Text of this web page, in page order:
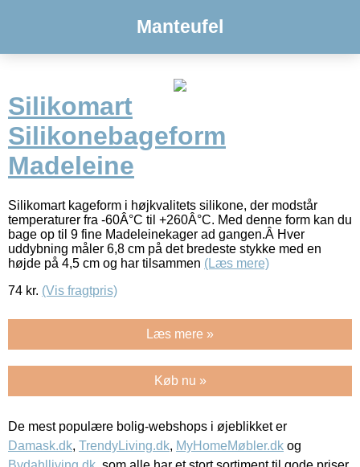
Manteufel
Silikomart
Silikonebageform
Madeleine
Silikomart kageform i højkvalitets silikone, der modstår
temperaturer fra -60Â°C til +260Â°C. Med denne form kan du
bage op til 9 fine Madeleinekager ad gangen.Â Hver
uddybning måler 6,8 cm på det bredeste stykke med en
højde på 4,5 cm og har tilsammen (Læs mere)
74 kr. (Vis fragtpris)
Læs mere »
Køb nu »
De mest populære bolig-webshops i øjeblikket er
Damask.dk, TrendyLiving.dk, MyHomeMøbler.dk og